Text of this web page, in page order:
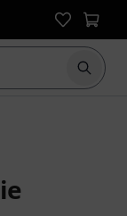
Suche